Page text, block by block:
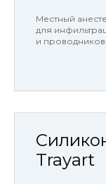
Местный
для
и
Trayart